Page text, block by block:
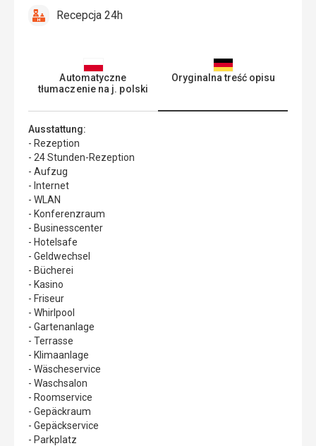
Automatyczne
tłumaczenie na j. polski
Oryginalna treść opisu
Ausstattung:
- Rezeption
- 24 Stunden-Rezeption
- Aufzug
- Internet
- WLAN
- Konferenzraum
- Businesscenter
- Hotelsafe
- Geldwechsel
- Bücherei
- Kasino
- Friseur
- Whirlpool
- Gartenanlage
- Terrasse
- Klimaanlage
- Wäscheservice
- Waschsalon
- Roomservice
- Gepäckraum
- Gepäckservice
- Parkplatz
RecepcjaRecepcja 24h
tak